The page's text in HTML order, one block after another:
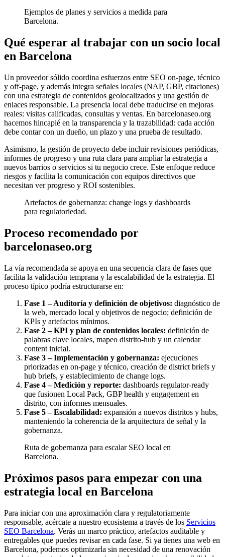
Ejemplos de planes y servicios a medida para
Barcelona.
Qué esperar al trabajar con un socio local
en Barcelona
Un proveedor sólido coordina esfuerzos entre SEO on-page, técnico
y off-page, y además integra señales locales (NAP, GBP, citaciones)
con una estrategia de contenidos geolocalizados y una gestión de
enlaces responsable. La presencia local debe traducirse en mejoras
reales: visitas calificadas, consultas y ventas. En barcelonaseo.org
hacemos hincapié en la transparencia y la trazabilidad: cada acción
debe contar con un dueño, un plazo y una prueba de resultado.
Asimismo, la gestión de proyecto debe incluir revisiones periódicas,
informes de progreso y una ruta clara para ampliar la estrategia a
nuevos barrios o servicios si tu negocio crece. Este enfoque reduce
riesgos y facilita la comunicación con equipos directivos que
necesitan ver progreso y ROI sostenibles.
Artefactos de gobernanza: change logs y dashboards
para regulatoriedad.
Proceso recomendado por
barcelonaseo.org
La vía recomendada se apoya en una secuencia clara de fases que
facilita la validación temprana y la escalabilidad de la estrategia. El
proceso típico podría estructurarse en:
Fase 1 – Auditoría y definición de objetivos: diagnóstico de
la web, mercado local y objetivos de negocio; definición de
KPIs y artefactos mínimos.
Fase 2 – KPI y plan de contenidos locales: definición de
palabras clave locales, mapeo distrito-hub y un calendar
content inicial.
Fase 3 – Implementación y gobernanza: ejecuciones
priorizadas en on-page y técnico, creación de district briefs y
hub briefs, y establecimiento de change logs.
Fase 4 – Medición y reporte: dashboards regulator-ready
que fusionen Local Pack, GBP health y engagement en
distrito, con informes mensuales.
Fase 5 – Escalabilidad: expansión a nuevos distritos y hubs,
manteniendo la coherencia de la arquitectura de señal y la
gobernanza.
Ruta de gobernanza para escalar SEO local en
Barcelona.
Próximos pasos para empezar con una
estrategia local en Barcelona
Para iniciar con una aproximación clara y regulatoriamente
responsable, acércate a nuestro ecosistema a través de los Servicios
SEO Barcelona. Verás un marco práctico, artefactos auditable y
entregables que puedes revisar en cada fase. Si ya tienes una web en
Barcelona, podemos optimizarla sin necesidad de una renovación